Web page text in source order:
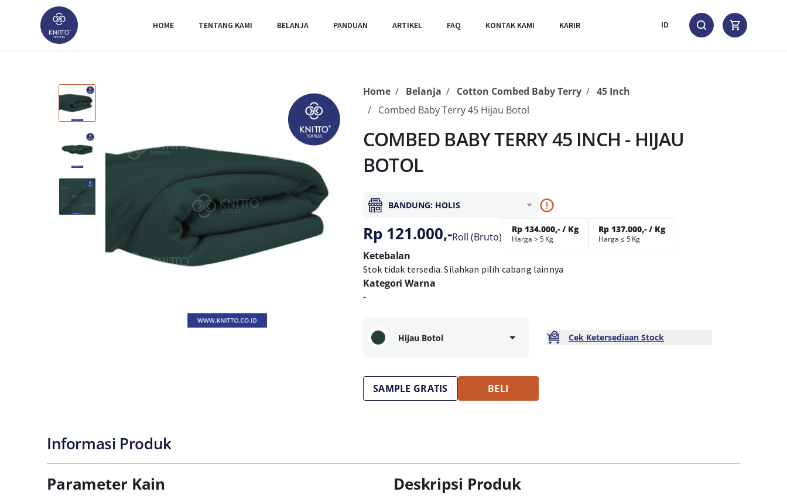
HOME TENTANG KAMI BELANJA PANDUAN ARTIKEL FAQ KONTAK KAMI KARIR ID
Home Belanja Cotton Combed Baby Terry
45 Inch
Combed Baby Terry 45 Hijau Botol
COMBED BABY TERRY 45 INCH - HIJAU
BOTOL
BANDUNG: HOLIS
Rp 121.000,-Roll (Bruto)
Rp 134.000,- / Kg
Harga > 5 Kg
Rp 137.000,- / Kg
Harga ≤ 5 Kg
Ketebalan
Stok tidak tersedia. Silahkan pilih cabang lainnya
Kategori Warna
-
Hijau Botol Cek Ketersediaan Stock
SAMPLE GRATIS BELI
Informasi Produk
Parameter Kain
Deskripsi Produk